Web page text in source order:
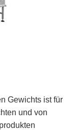
Gewichts ist für
und von